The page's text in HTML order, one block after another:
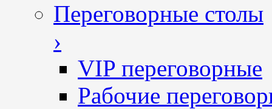
Переговорные столы
›
VIP переговорные
Рабочие